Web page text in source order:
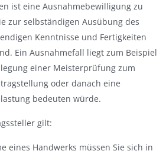
ist eine Ausnahmebewilligung zu
zur selbständigen Ausübung des
Kenntnisse und Fertigkeiten
Ein Ausnahmefall liegt zum Beispiel
einer Meisterprüfung zum
oder danach eine
bedeuten würde.
gilt:
eines Handwerks müssen Sie sich in